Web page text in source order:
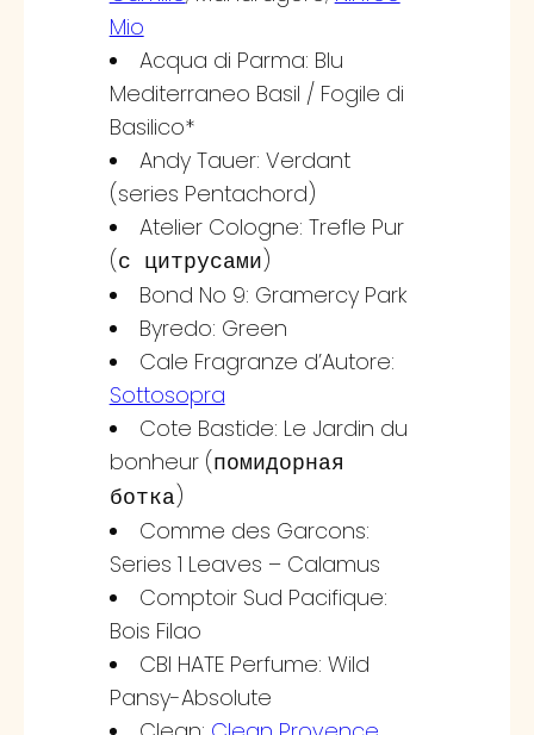
Mio
Acqua di Parma: Blu
Mediterraneo Basil / Fogile di
Basilico*
Andy Tauer: Verdant
(series Pentachord)
Atelier Cologne: Trefle Pur
( с цитрусами )
Bond No 9: Gramercy Park
Byredo: Green
Cale Fragranze d’Autore:
Sottosopra
Cote Bastide: Le Jardin du
bonheur ( помидорная
ботка)
Comme des Garcons:
Series 1 Leaves – Calamus
Comptoir Sud Pacifique:
Bois Filao
CBI HATE Perfume: Wild
Pansy-Absolute